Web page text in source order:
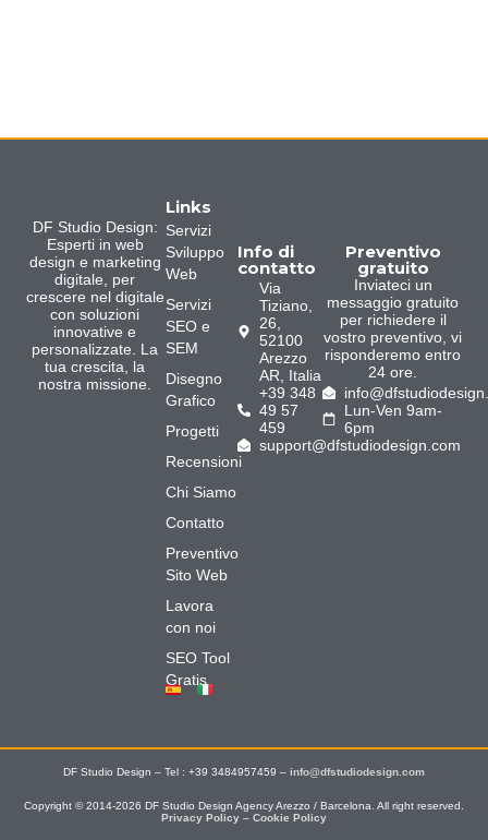
DF Studio Design:
Esperti in web
design e marketing
digitale, per
crescere nel digitale
con soluzioni
innovative e
personalizzate. La
tua crescita, la
nostra missione.
Links
Servizi
Sviluppo
Web
Servizi
SEO e
SEM
Disegno
Grafico
Progetti
Recensioni
Chi Siamo
Contatto
Preventivo
Sito Web
Lavora
con noi
SEO Tool
Gratis
Info di
contatto
Via
Tiziano,
26,
52100
Arezzo
AR, Italia
+39 348
49 57
459
support@dfstudiodesign.com
Preventivo
gratuito
Inviateci un
messaggio gratuito
per richiedere il
vostro preventivo, vi
risponderemo entro
24 ore.
Lun-Ven 9am-
6pm
Copyright © 2014-2026 DF Studio Design Agency Arezzo / Barcelona. All right reserved.
Privacy Policy – Cookie Policy
DF Studio Design – Tel : +39 3484957459 – info@dfstudiodesign.com